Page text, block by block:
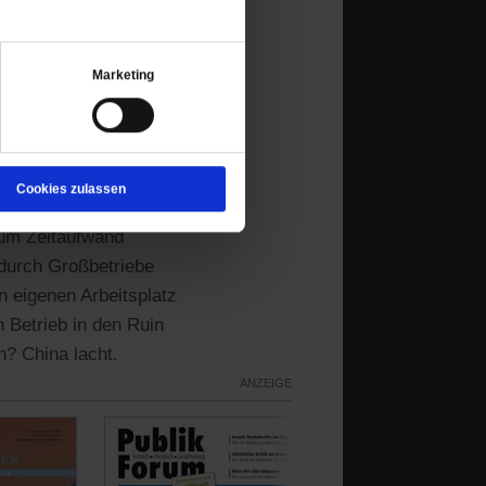
Marketing
Cookies zulassen
jede Regel eine
Selbstständigen,
Zeitaufwand
Großbetriebe
eigenen Arbeitsplatz
Betrieb in den Ruin
China lacht.
ANZEIGE